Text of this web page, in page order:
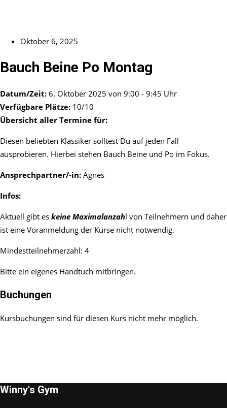
Oktober 6, 2025
Bauch Beine Po Montag
Datum/Zeit: 6. Oktober 2025 von 9:00 - 9:45 Uhr
Verfügbare Plätze: 10/10
Übersicht aller Termine für:
Diesen beliebten Klassiker solltest Du auf jeden Fall
ausprobieren. Hierbei stehen Bauch Beine und Po im Fokus.
Ansprechpartner/-in: Agnes
Infos:
Aktuell gibt es keine Maximalanzahl von Teilnehmern und daher
ist eine Voranmeldung der Kurse nicht notwendig.
Mindestteilnehmerzahl: 4
Bitte ein eigenes Handtuch mitbringen.
Buchungen
Kursbuchungen sind für diesen Kurs nicht mehr möglich.
Winny's Gym